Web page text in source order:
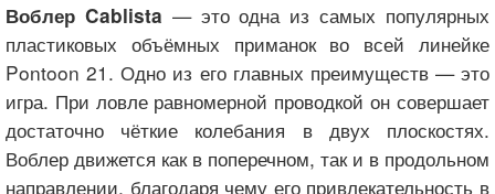
Воблер Cablista — это одна из самых популярных
пластиковых объёмных приманок во всей линейке
Pontoon 21. Одно из его главных преимуществ — это
игра. При ловле равномерной проводкой он совершает
достаточно чёткие колебания в двух плоскостях.
Воблер движется как в поперечном, так и в продольном
направлении, благодаря чему его привлекательность в